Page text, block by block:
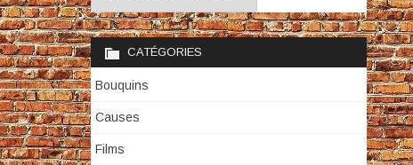
CATÉGORIES
Bouquins
Causes
Films